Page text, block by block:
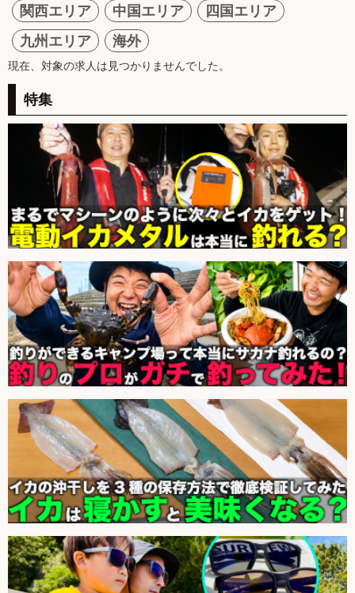
関西エリア
中国エリア
四国エリア
九州エリア
海外
現在、対象の求人は見つかりませんでした。
特集